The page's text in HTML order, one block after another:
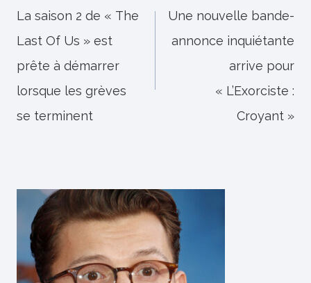
de
l’article
La saison 2 de « The
Last Of Us » est
prête à démarrer
lorsque les grèves
se terminent
Une nouvelle bande-
annonce inquiétante
arrive pour
« L’Exorciste :
Croyant »